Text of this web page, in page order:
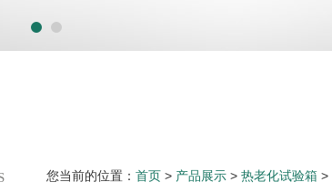
您当前的位置： 首页 > 产品展示 > 热老化试验箱 >